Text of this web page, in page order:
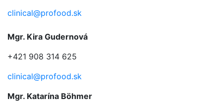
clinical@profood.sk
Mgr. Kira Gudernová
+421 908 314 625
clinical@profood.sk
Mgr. Katarína Böhmer